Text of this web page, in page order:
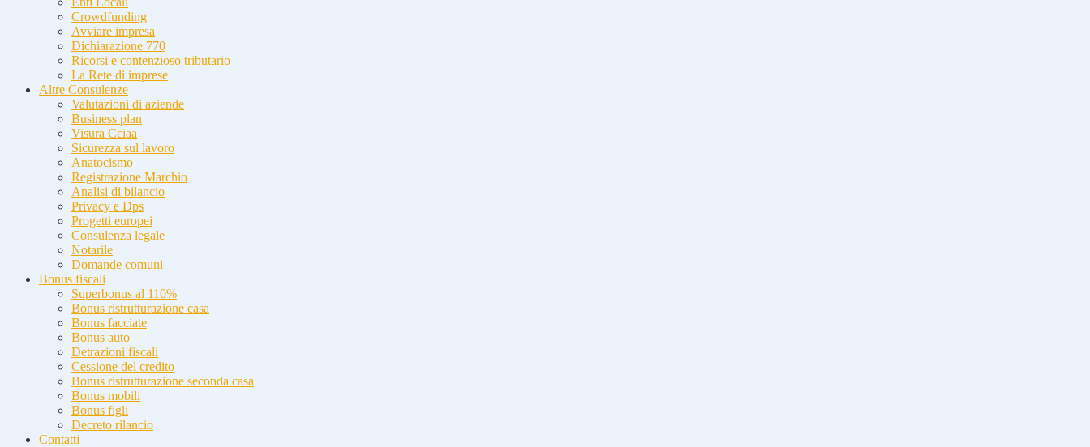
Crowdfunding
Avviare impresa
Dichiarazione 770
Ricorsi e contenzioso tributario
La Rete di imprese
Altre Consulenze
Valutazioni di aziende
Business plan
Visura Cciaa
Sicurezza sul lavoro
Anatocismo
Registrazione Marchio
Analisi di bilancio
Privacy e Dps
Progetti europei
Consulenza legale
Notarile
Domande comuni
Bonus fiscali
Superbonus al 110%
Bonus ristrutturazione casa
Bonus facciate
Bonus auto
Detrazioni fiscali
Cessione del credito
Bonus ristrutturazione seconda casa
Bonus mobili
Bonus figli
Decreto rilancio
Contatti